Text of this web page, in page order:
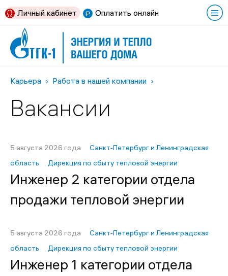
Оплатить онлайн
Личный кабинет
Карьера Работа в нашей компании
Вакансии
5 августа 2026 года
Санкт-Петербург и Ленинградская
область
Дирекция по сбыту тепловой энергии
Инженер 2 категории отдела
продажи тепловой энергии
5 августа 2026 года
Санкт-Петербург и Ленинградская
область
Дирекция по сбыту тепловой энергии
Инженер 1 категории отдела